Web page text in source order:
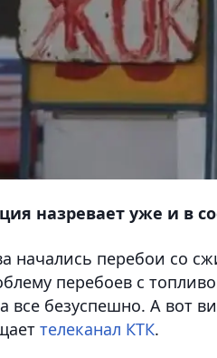
назревает уже и в
начались перебои со
перебоев с
все безуспешно. А вот
телеканал КТК.